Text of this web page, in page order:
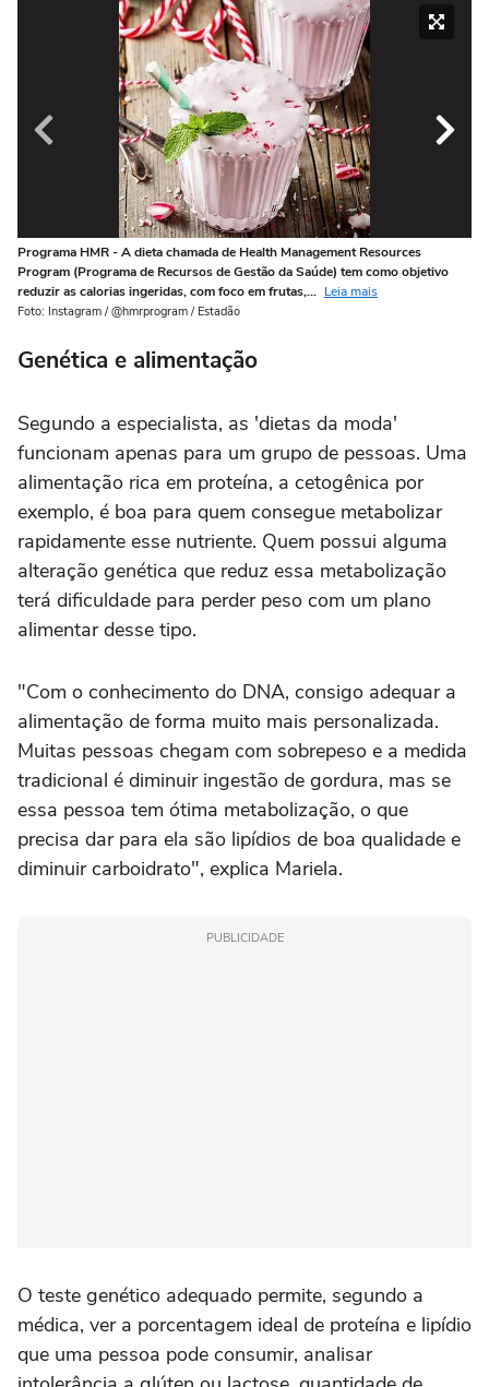
Programa HMR - A dieta chamada de Health Management Resources
Program (Programa de Recursos de Gestão da Saúde) tem como objetivo
reduzir as calorias ingeridas, com foco em frutas,... Leia mais
Foto: Instagram / @hmrprogram / Estadão
Genética e alimentação
Segundo a especialista, as 'dietas da moda'
funcionam apenas para um grupo de pessoas. Uma
alimentação rica em proteína, a cetogênica por
exemplo, é boa para quem consegue metabolizar
rapidamente esse nutriente. Quem possui alguma
alteração genética que reduz essa metabolização
terá dificuldade para perder peso com um plano
alimentar desse tipo.
"Com o conhecimento do DNA, consigo adequar a
alimentação de forma muito mais personalizada.
Muitas pessoas chegam com sobrepeso e a medida
tradicional é diminuir ingestão de gordura, mas se
essa pessoa tem ótima metabolização, o que
precisa dar para ela são lipídios de boa qualidade e
diminuir carboidrato", explica Mariela.
PUBLICIDADE
O teste genético adequado permite, segundo a
médica, ver a porcentagem ideal de proteína e lipídio
que uma pessoa pode consumir, analisar